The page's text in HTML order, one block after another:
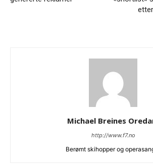
Michael Breines
http://www.f7.no
Berømt skihopper og